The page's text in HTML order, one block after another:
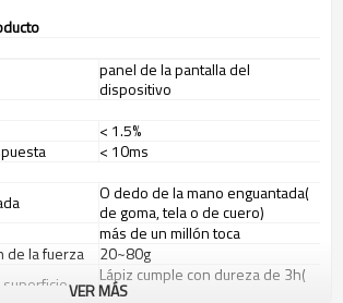
panel de la pantalla del
dispositivo
< 1.5%
< 10ms
O dedo de la mano enguantada(
de goma, tela o de cuero)
más de un millón toca
de la fuerza
20~80g
Lápiz cumple con dureza de 3h(
según la norma astm d3363)
VER MÁS